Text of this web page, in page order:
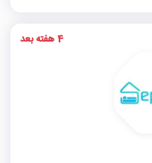
4 هفته بعد